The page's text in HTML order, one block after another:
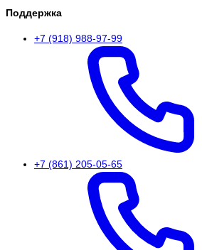
Поддержка
+7 (918) 988-97-99
+7 (861) 205-05-65